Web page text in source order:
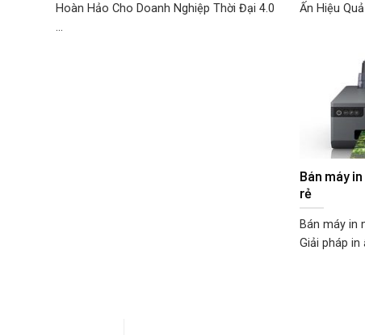
Hoàn Hảo Cho Doanh Nghiệp Thời Đại 4.0
...
Ấn Hiệu
Bán máy
rẻ
Bán máy in
Giải pháp in